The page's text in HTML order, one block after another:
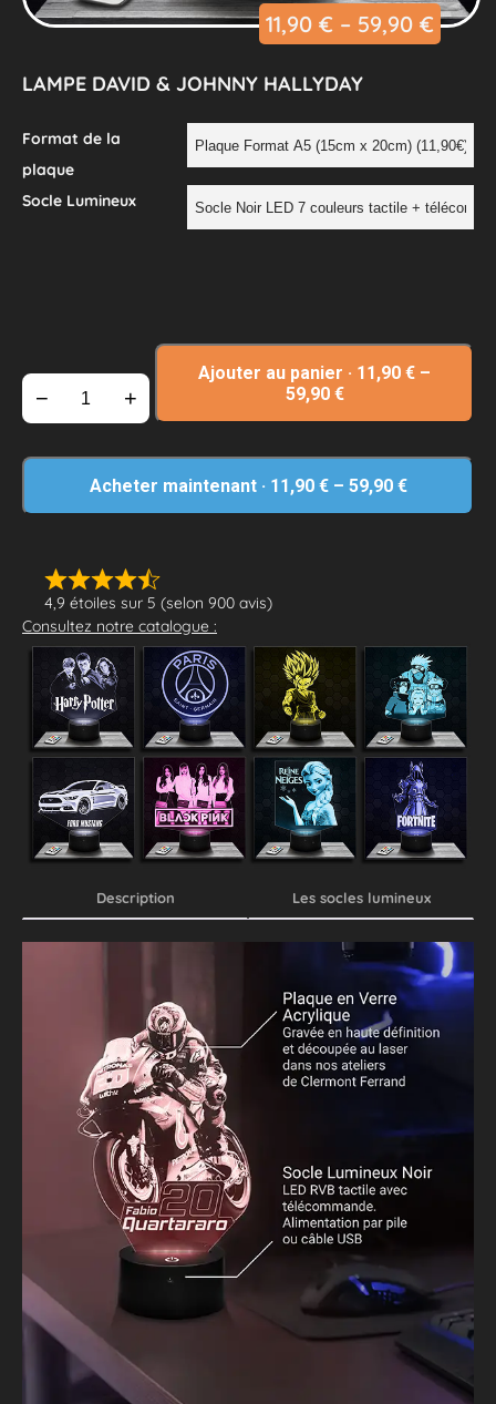
11,90 € – 59,90 €
LAMPE DAVID & JOHNNY HALLYDAY
4,9 étoiles sur 5 (selon 900 avis)
Consultez notre catalogue :
Format de la
plaque
Socle Lumineux
− +
Ajouter au panier · 11,90 € –
59,90 €
Acheter maintenant · 11,90 €– 59,90 €
Description Les socles lumineux